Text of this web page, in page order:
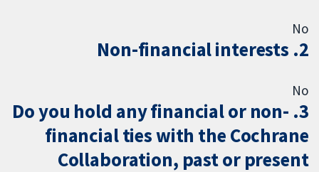
No
2. Non-financial interests
No
3. Do you hold any financial or non-
financial ties with the Cochrane
Collaboration, past or present